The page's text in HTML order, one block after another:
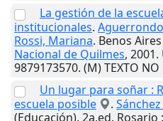
La gestión de la
institucionales.
Rossi, Mariana. Benos Aires
Nacional de Quilmes, 2001.
9879173570. (M) TEXTO NO
Un lugar para soñar :
escuela posible
.
(Educación). 2a.ed. Rosario :